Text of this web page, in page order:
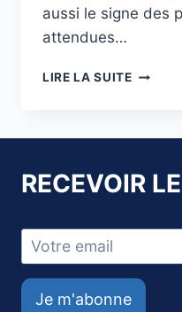
aussi le signe des
attendues…
LIRE LA SUITERETOUR
RECEVOIR
Je m'abonne